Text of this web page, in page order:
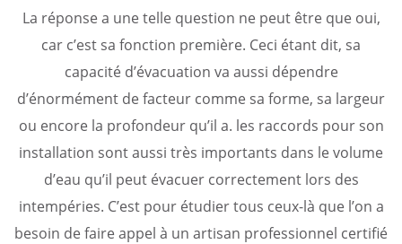
La réponse a une telle question ne peut être que oui,
car c’est sa fonction première. Ceci étant dit, sa
capacité d’évacuation va aussi dépendre
d’énormément de facteur comme sa forme, sa largeur
ou encore la profondeur qu’il a. les raccords pour son
installation sont aussi très importants dans le volume
d’eau qu’il peut évacuer correctement lors des
intempéries. C’est pour étudier tous ceux-là que l’on a
besoin de faire appel à un artisan professionnel certifié